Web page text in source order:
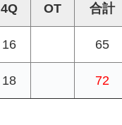
4Q OT 合計
16 65
18 72